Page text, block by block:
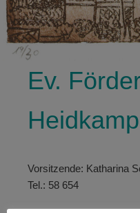
Ev.
Heidkamp
Vorsitzende: Katharina
Tel.: 58 654